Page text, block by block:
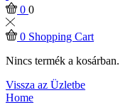
0 0
0 Shopping Cart
Nincs termék a kosárban.
Vissza az Üzletbe
Home